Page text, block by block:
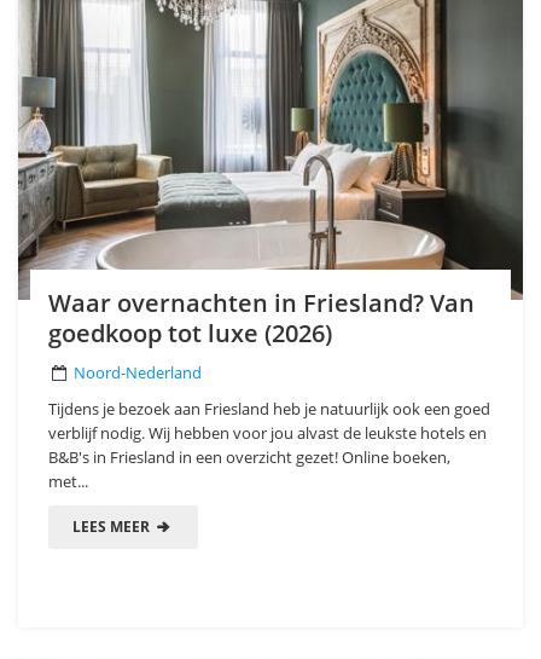
Waar overnachten in Friesland? Van
goedkoop tot luxe (2026)
Noord-Nederland
Tijdens je bezoek aan Friesland heb je natuurlijk ook een goed
verblijf nodig. Wij hebben voor jou alvast de leukste hotels en
B&B's in Friesland in een overzicht gezet! Online boeken,
met...
LEES MEER